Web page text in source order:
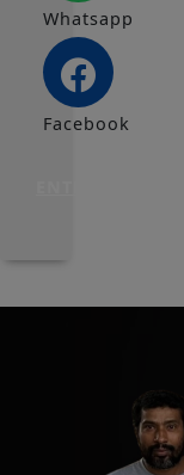
Whatsapp
Facebook